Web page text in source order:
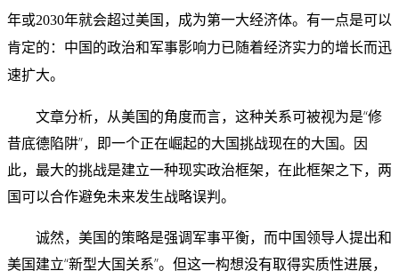
年或2030年就会超过美国，成为第一大经济体。有一点是可以
肯定的：中国的政治和军事影响力已随着经济实力的增长而迅
速扩大。
文章分析，从美国的角度而言，这种关系可被视为是“修
昔底德陷阱”，即一个正在崛起的大国挑战现在的大国。因
此，最大的挑战是建立一种现实政治框架，在此框架之下，两
国可以合作避免未来发生战略误判。
诚然，美国的策略是强调军事平衡，而中国领导人提出和
美国建立“新型大国关系”。但这一构想没有取得实质性进展，